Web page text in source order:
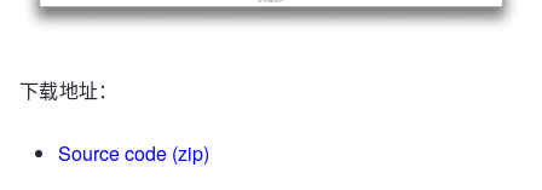
下载地址：
Source code (zip)